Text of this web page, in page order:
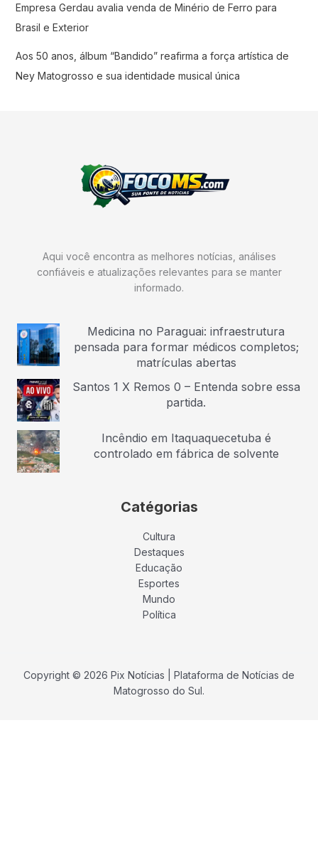
Empresa Gerdau avalia venda de Minério de Ferro para
Brasil e Exterior
Aos 50 anos, álbum “Bandido” reafirma a força artística de
Ney Matogrosso e sua identidade musical única
Aqui você encontra as melhores notícias, análises
confiáveis e atualizações relevantes para se manter
informado.
Medicina no Paraguai: infraestrutura
pensada para formar médicos completos;
matrículas abertas
Santos 1 X Remos 0 – Entenda sobre essa
partida.
Incêndio em Itaquaquecetuba é
controlado em fábrica de solvente
Catégorias
Cultura
Destaques
Educação
Esportes
Mundo
Política
Copyright © 2026 Pix Notícias | Plataforma de Notícias de
Matogrosso do Sul.